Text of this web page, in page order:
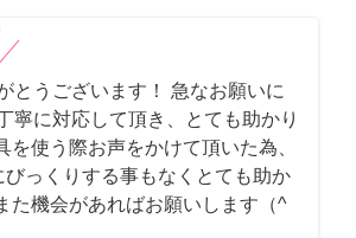
とうございます！ 急なお願いに
寧に対応して頂き、とても助かり
を使う際お声をかけて頂いた為、
びっくりする事もなくとても助か
た機会があればお願いします（^